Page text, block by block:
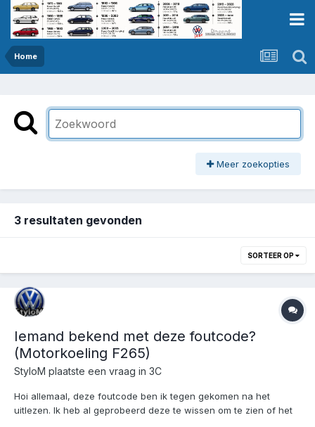
Home
Meer zoekopties
3 resultaten gevonden
SORTEER OP
Iemand bekend met deze foutcode?
(Motorkoeling F265)
StyloM plaatste een vraag in 3C
Hoi allemaal, deze foutcode ben ik tegen gekomen na het
uitlezen. Ik heb al geprobeerd deze te wissen om te zien of het